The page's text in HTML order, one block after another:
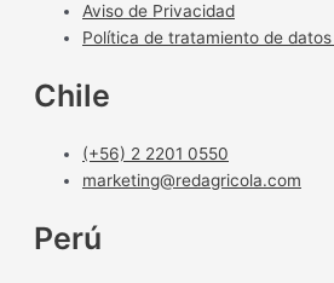
Aviso de Privacidad
Política de tratamiento de
Chile
(+56) 2 2201 0550
marketing@redagricola.com
Perú